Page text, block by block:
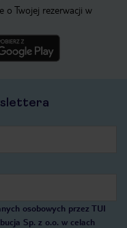
o Twojej rezerwacji w
osobowych przez TUI
Sp. z o.o. w celach